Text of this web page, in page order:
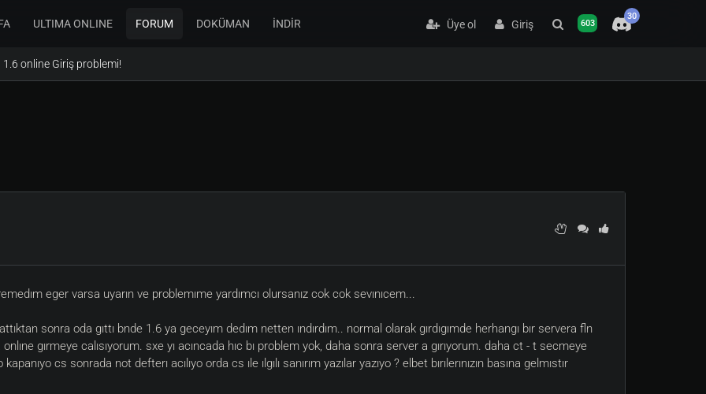
ULTIMA ONLINE FORUM DOKÜMAN İNDİR Üye ol Giriş 603
30
1.6 online Giriş problemi!
eger varsa uyarın ve problemıme yardımcı olursanız cok cok sevınıcem...
sonra oda gıttı bnde 1.6 ya geceyım dedım netten ındırdım.. normal olarak gırdıgımde herhangı bır servera fln
gırmeye calısıyorum. sxe yı acıncada hıc bı problem yok, daha sonra server a gırıyorum. daha ct - t secmeye
cs sonrada not defterı acılıyo orda cs ıle ılgılı sanırım yazılar yazıyo ? elbet bırılerınızın basına gelmıstır